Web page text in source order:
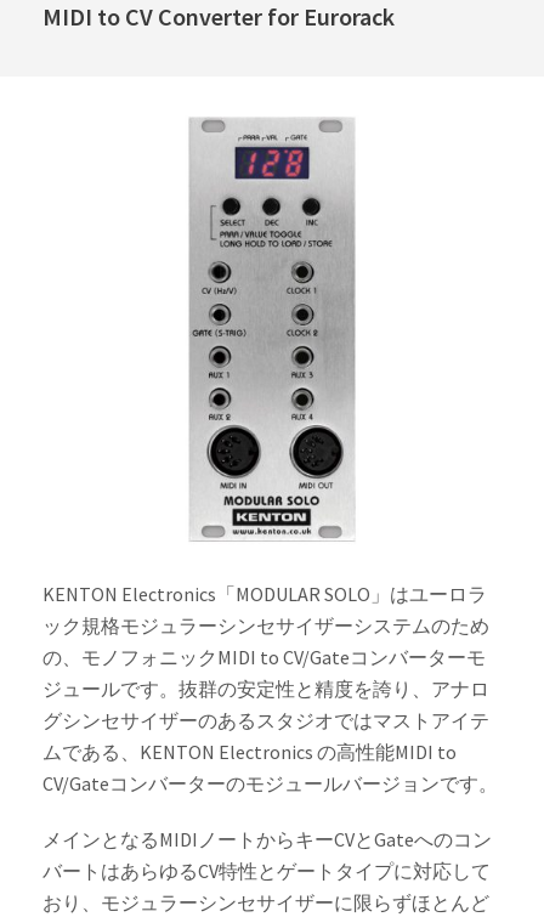
MIDI to CV Converter for Eurorack
KENTON Electronics「MODULAR SOLO」はユーロラ
ック規格モジュラーシンセサイザーシステムのため
の、モノフォニックMIDI to CV/Gateコンバーターモ
ジュールです。抜群の安定性と精度を誇り、アナロ
グシンセサイザーのあるスタジオではマストアイテ
ムである、KENTON Electronics の高性能MIDI to
CV/Gateコンバーターのモジュールバージョンです。
メインとなるMIDIノートからキーCVとGateへのコン
バートはあらゆるCV特性とゲートタイプに対応して
おり、モジュラーシンセサイザーに限らずほとんど